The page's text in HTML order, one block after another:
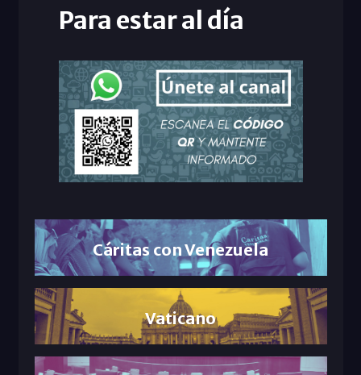
Para estar al día
Cáritas con Venezuela
Vaticano